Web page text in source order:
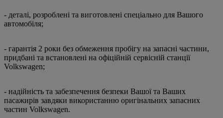
- деталі, розроблені та виготовлені спеціально для Вашого
автомобіля;
- гарантія 2 роки без обмеження пробігу на запасні частини,
придбані та встановлені на офіційній сервісній станції
Volkswagen;
- надійність та забезпечення безпеки Вашої та Ваших
пасажирів завдяки використанню оригінальних запасних
частин Volkswagen.